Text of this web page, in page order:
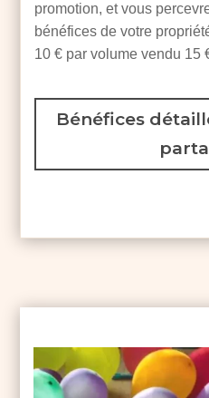
promotion, et vous
bénéfices de votre
10 € par volume vendu 15
Bénéfices